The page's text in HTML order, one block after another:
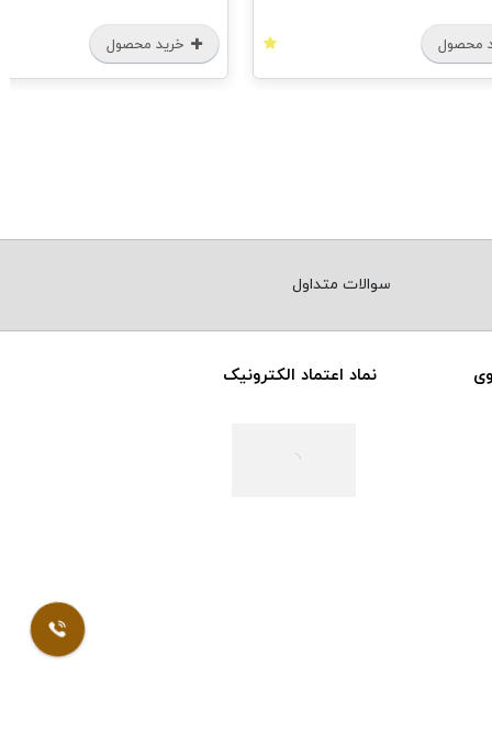
محصول خرید محصول
سوالات متداول
نماد اعتماد الکترونیک